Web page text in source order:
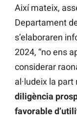
Així mateix,
Departament
s’elaboraren
2024, “no ens
considerar
al·ludeix la
diligència
favorable